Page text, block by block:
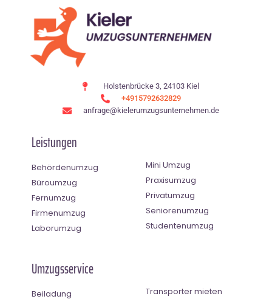
Holstenbrücke 3, 24103 Kiel
+4915792632829
anfrage@kielerumzugsunternehmen.de
Leistungen
Behördenumzug
Büroumzug
Fernumzug
Firmenumzug
Laborumzug
Mini Umzug
Praxisumzug
Privatumzug
Seniorenumzug
Studentenumzug
Umzugsservice
Beiladung Transporter mieten